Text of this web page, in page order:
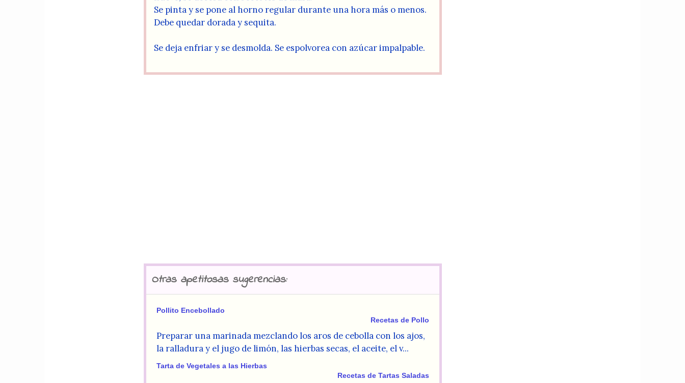
Se pinta y se pone al horno regular durante una hora más o menos.
Debe quedar dorada y sequita.
Se deja enfriar y se desmolda. Se espolvorea con azúcar impalpable.
Otras apetitosas sugerencias:
Pollito Encebollado
Recetas de Pollo
Preparar una marinada mezclando los aros de cebolla con los ajos,
la ralladura y el jugo de limón, las hierbas secas, el aceite, el v...
Tarta de Vegetales a las Hierbas
Recetas de Tartas Saladas